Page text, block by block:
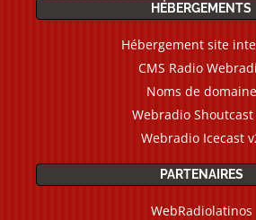
HÉBERGEMENTS
Hébergement site
CMS Radio
Noms de domaine
Webradio Shoutcast
Webradio Icecast
PARTENAIRES
WebRadiolatinos